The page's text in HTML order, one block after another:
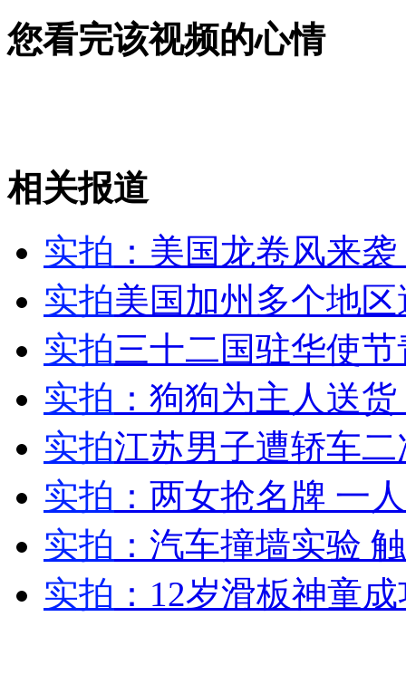
记者调查：胎儿"0岁写真"引争议
山西运城恶犬咬伤多人 警民合力深夜将其击毙
女孩北京地铁殴打老人 痛下狠手拳打脚踢
无痛分娩是否安全 医生回应
外交部：反对强权政治霸凌主义
外交部：有关国家言论片面不公正
安徽一实载49人客车翻车
您看完该视频的心情
相关报道
实拍 ：美国龙卷风来
实拍美国加州多个地
实拍三十二国驻华使
实拍 ：狗狗为主人送
实拍江苏男子遭轿车
实拍 ：两女抢名牌 一
实拍 ：汽车撞墙实验
实拍 ：12岁滑板神童